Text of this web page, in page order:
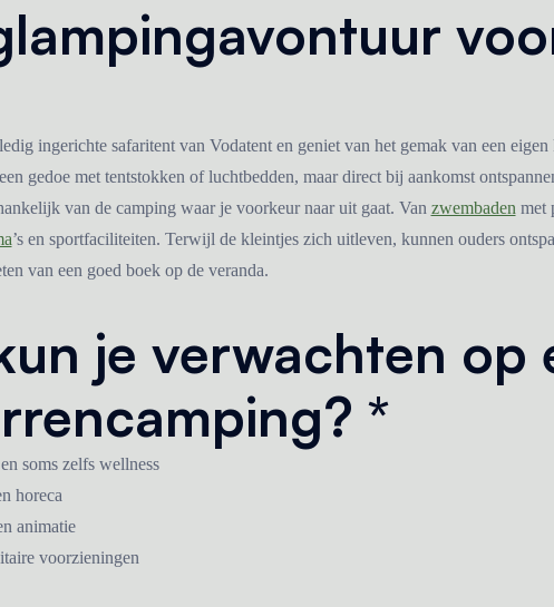
ingerichte safaritent van Vodatent en geniet van het gemak van een
gedoe met tentstokken of luchtbedden, maar direct bij aankomst
van de camping waar je voorkeur naar uit gaat. Van zwembaden met
’s en sportfaciliteiten. Terwijl de kleintjes zich uitleven, kunnen ouders
van een goed boek op de veranda.
je verwachten op
*
soms zelfs wellness
horeca
animatie
voorzieningen